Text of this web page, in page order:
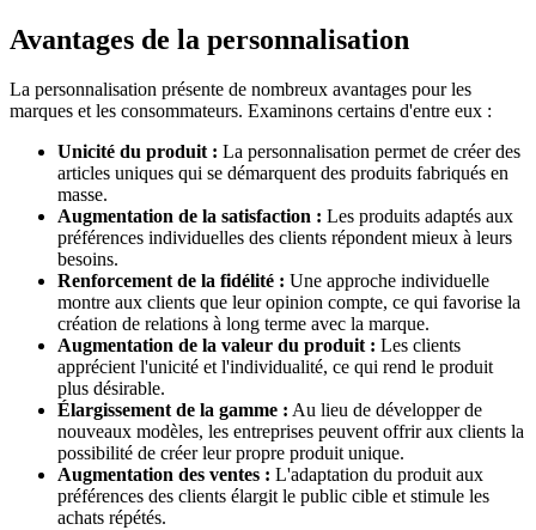
Avantages de la personnalisation
La personnalisation présente de nombreux avantages pour les
marques et les consommateurs. Examinons certains d'entre eux :
Unicité du produit : La personnalisation permet de créer des
articles uniques qui se démarquent des produits fabriqués en
masse.
Augmentation de la satisfaction : Les produits adaptés aux
préférences individuelles des clients répondent mieux à leurs
besoins.
Renforcement de la fidélité : Une approche individuelle
montre aux clients que leur opinion compte, ce qui favorise la
création de relations à long terme avec la marque.
Augmentation de la valeur du produit : Les clients
apprécient l'unicité et l'individualité, ce qui rend le produit
plus désirable.
Élargissement de la gamme : Au lieu de développer de
nouveaux modèles, les entreprises peuvent offrir aux clients la
possibilité de créer leur propre produit unique.
Augmentation des ventes : L'adaptation du produit aux
préférences des clients élargit le public cible et stimule les
achats répétés.